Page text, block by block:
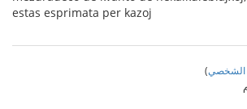
estas esprimata per kazoj
الشخصي)